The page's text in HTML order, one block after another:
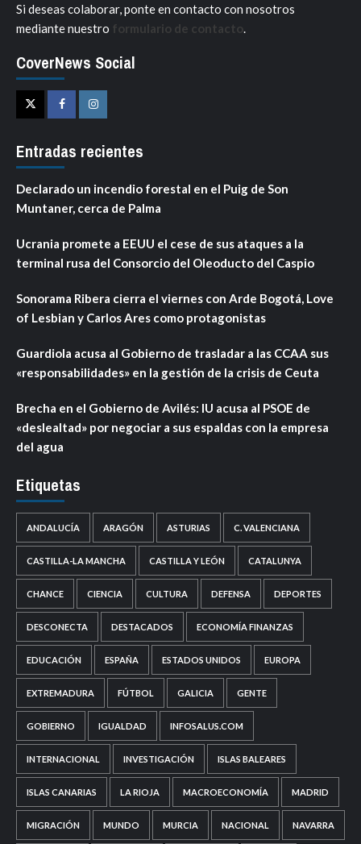
Si deseas colaborar, ponte en contacto con nosotros
mediante nuestro formulario de contacto.
CoverNews Social
TwitterFacebookInstagram
Entradas recientes
Declarado un incendio forestal en el Puig de Son
Muntaner, cerca de Palma
Ucrania promete a EEUU el cese de sus ataques a la
terminal rusa del Consorcio del Oleoducto del Caspio
Sonorama Ribera cierra el viernes con Arde Bogotá, Love
of Lesbian y Carlos Ares como protagonistas
Guardiola acusa al Gobierno de trasladar a las CCAA sus
«responsabilidades» en la gestión de la crisis de Ceuta
Brecha en el Gobierno de Avilés: IU acusa al PSOE de
«deslealtad» por negociar a sus espaldas con la empresa
del agua
Etiquetas
ANDALUCÍA ARAGÓN ASTURIAS C. VALENCIANA
CASTILLA-LA MANCHA CASTILLA Y LEÓN CATALUNYA
CHANCE CIENCIA CULTURA DEFENSA DEPORTES
DESCONECTA DESTACADOS ECONOMÍA FINANZAS
EDUCACIÓN ESPAÑA ESTADOS UNIDOS EUROPA
EXTREMADURA FÚTBOL GALICIA GENTE
GOBIERNO IGUALDAD INFOSALUS.COM
INTERNACIONAL INVESTIGACIÓN ISLAS BALEARES
ISLAS CANARIAS LA RIOJA MACROECONOMÍA MADRID
MIGRACIÓN MUNDO MURCIA NACIONAL NAVARRA